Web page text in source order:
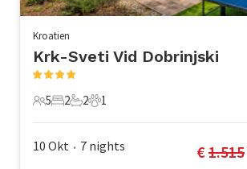
Kroatien
Krk-Sveti Vid Dobrinjski
5 Gäste
5
2 Schlafzimmer
2
2 Badezimmer
2
1 Haustier
1
10 Okt • 7 nights € 1.515